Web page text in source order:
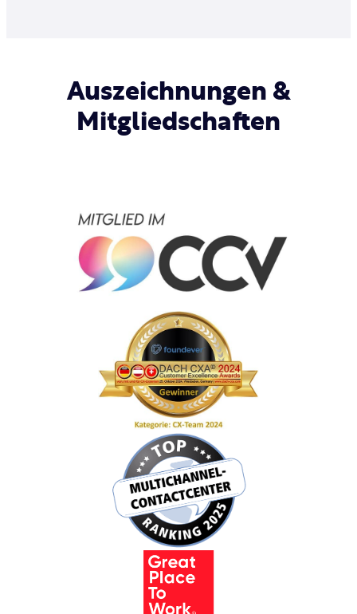
Auszeichnungen &
Mitgliedschaften